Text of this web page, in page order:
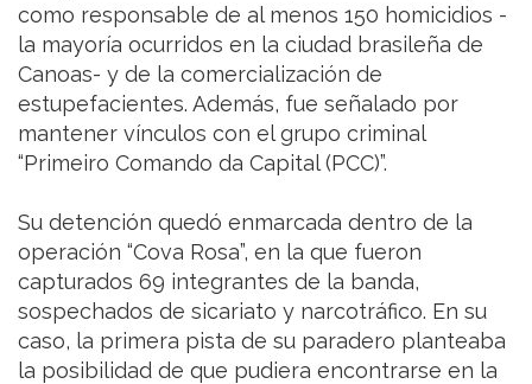
como responsable de al menos 150 homicidios -
la mayoría ocurridos en la ciudad brasileña de
Canoas- y de la comercialización de
estupefacientes. Además, fue señalado por
mantener vínculos con el grupo criminal
“Primeiro Comando da Capital (PCC)”.
Su detención quedó enmarcada dentro de la
operación “Cova Rosa”, en la que fueron
capturados 69 integrantes de la banda,
sospechados de sicariato y narcotráfico. En su
caso, la primera pista de su paradero planteaba
la posibilidad de que pudiera encontrarse en la